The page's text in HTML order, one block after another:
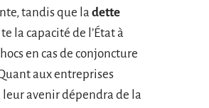
tandis que la dette
la capacité de l’État à
en cas de conjoncture
aux entreprises
avenir dépendra de la